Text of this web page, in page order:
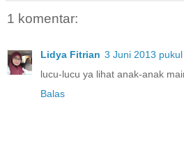
1 komentar:
Lidya Fitrian 3 Juni 2013
lucu-lucu ya lihat anak-anak
Balas